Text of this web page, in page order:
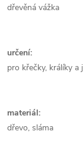
dřevěná vážka
určení:
pro křečky, králíky a
materiál:
dřevo, sláma